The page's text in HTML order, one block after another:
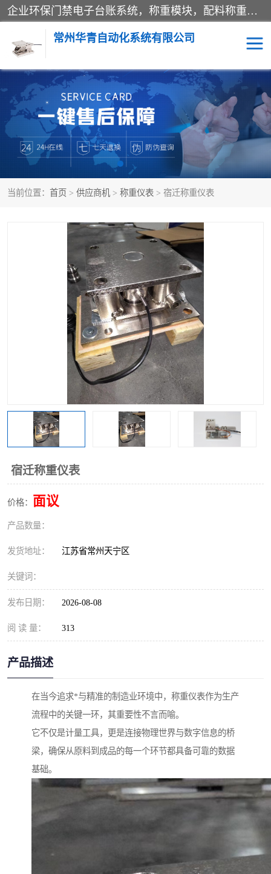
企业环保门禁电子台账系统，称重模块，配料称重系统,称重模块厂家,地磅称重系统,检重秤厂家 常州华青自动化主营：称重模块、无人值守称重系统、配料称重系统、地磅称重系统、检重秤、托利多称重模块等产品。各种称重软件，移动源环保门禁电子台账系统软件。 常州华青自动化系统有限公司7*24的电话支持服务、项目现场开发服务、新功能定制研发服务，产品培训、远程维护，现场安装调试工程等。
常州华青自动化系统有限公司
当前位置： 首页 > 供应商机 > 称重仪表 > 宿迁称重仪表
宿迁称重仪表
价格： 面议
产品数量：
发货地址： 江苏省常州天宁区
关键词：
发布日期： 2026-08-08
阅 读 量： 313
产品描述
在当今追求*与精准的制造业环境中，称重仪表作为生产
流程中的关键一环，其重要性不言而喻。
它不仅是计量工具，更是连接物理世界与数字信息的桥
梁，确保从原料到成品的每一个环节都具备可靠的数据
基础。
称重模块 称重仪表
手工配料系统 屠宰管理软件
自动化配料系统 称重贴标机
屠宰轨道秤 检重秤
移动源环保门禁电子台账